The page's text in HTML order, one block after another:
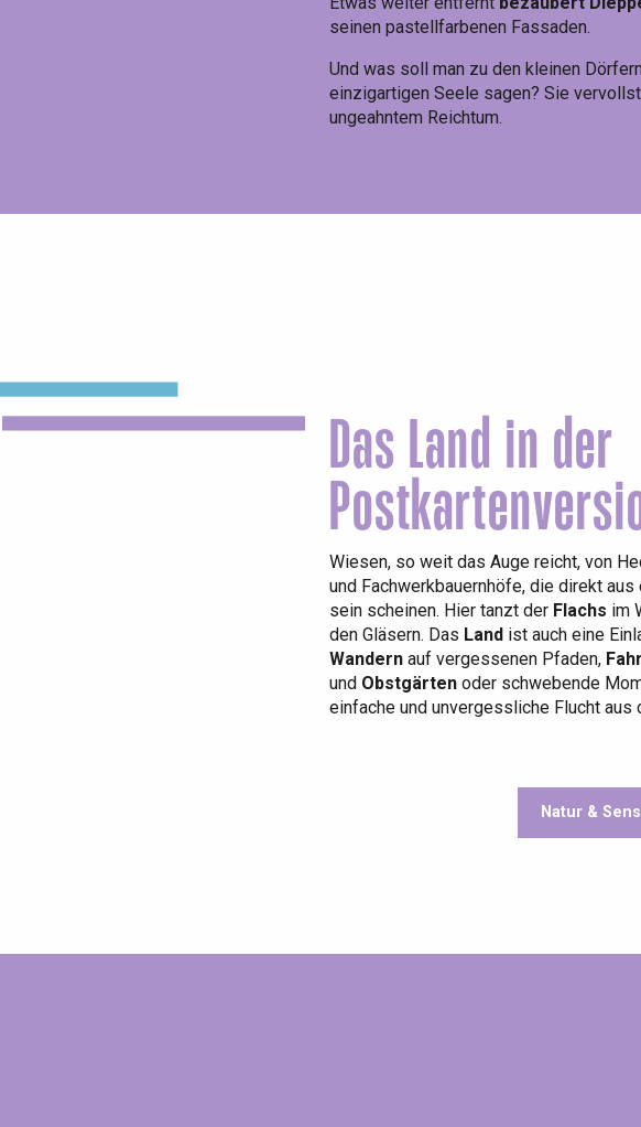
seinen pastellfarbenen Fassaden.
Und was soll man zu den kleinen
einzigartigen Seele sagen? Sie
ungeahntem Reichtum.
Das Land in der
Wiesen, so weit das Auge reicht, von
und Fachwerkbauernhöfe, die direkt
sein scheinen. Hier tanzt der Flachs im
den Gläsern. Das Land ist auch eine
Wandern auf vergessenen Pfaden,
und Obstgärten oder schwebende
einfache und unvergessliche Flucht aus
Natur &